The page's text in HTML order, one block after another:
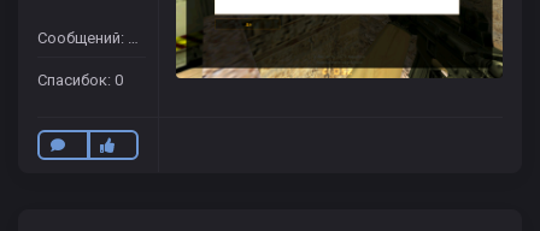
Сообщений: 12
Спасибок: 0